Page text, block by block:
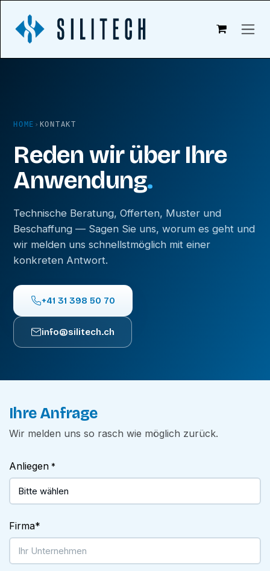
HOME › KONTAKT
Reden wir über Ihre
Anwendung.
Technische Beratung, Offerten, Muster und
Beschaffung — Sagen Sie uns, worum es geht und
wir melden uns schnellstmöglich mit einer
konkreten Antwort.
+41 31 398 50 70
info@silitech.ch
Ihre Anfrage
Wir melden uns so rasch wie möglich zurück.
Anliegen *
Firma*